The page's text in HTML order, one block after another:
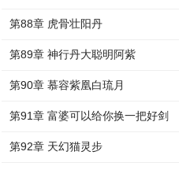
第88章 虎骨壮阳丹
第89章 神行丹大聪明阿紫
第90章 慕容紫凰白琉月
第91章 富婆可以给你换一把好剑
第92章 天幻猫灵步